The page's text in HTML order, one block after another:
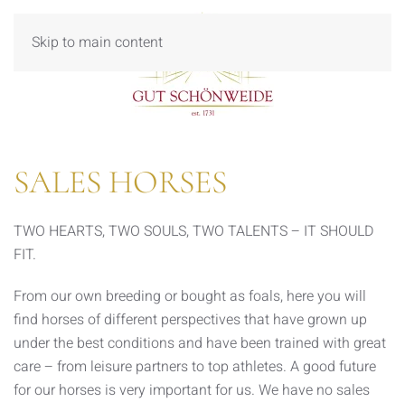
Skip to main content
SALES HORSES
TWO HEARTS, TWO SOULS, TWO TALENTS – IT SHOULD
FIT.
From our own breeding or bought as foals, here you will
find horses of different perspectives that have grown up
under the best conditions and have been trained with great
care – from leisure partners to top athletes. A good future
for our horses is very important for us. We have no sales